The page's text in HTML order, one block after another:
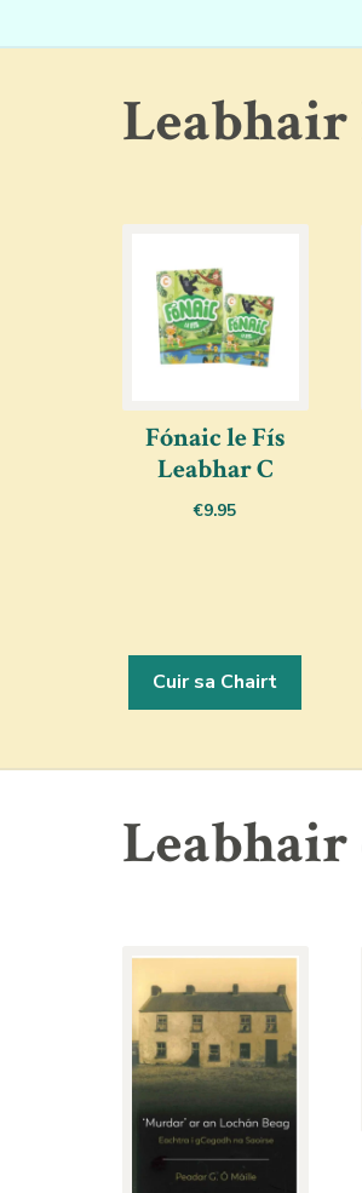
Leabhair
Fónaic le Fís
Leabhar C
€9.95
Cuir sa Chairt